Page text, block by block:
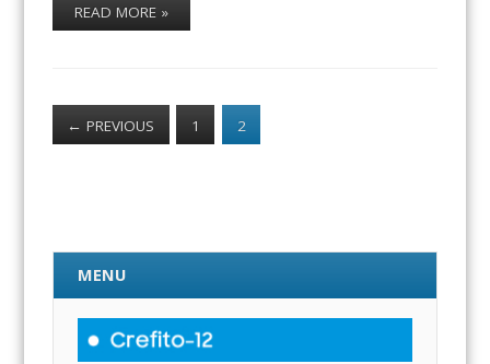
READ MORE »
← PREVIOUS 1 2
MENU